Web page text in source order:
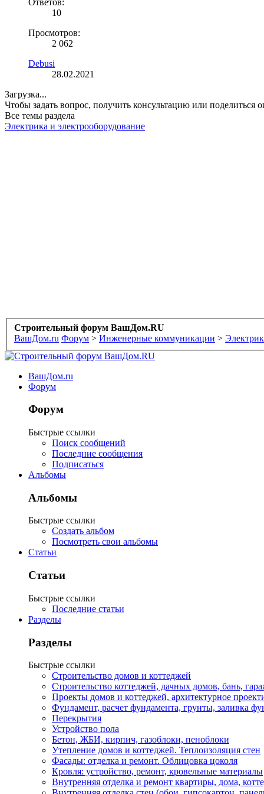
Ответов:
10
Просмотров:
2 062
Debusi
28.02.2021
Загрузка...
Чтобы задать вопрос, получить консультацию или поделиться
Все темы раздела
Электрика и электрооборудование
Строительный форум ВашДом.RU
ВашДом.ru Форум > Инженерные коммуникации >
ВашДом.ru
Форум
Форум
Быстрые ссылки
Поиск сообщений
Последние сообщения
Подписаться
Альбомы
Альбомы
Быстрые ссылки
Создать альбом
Посмотреть свои альбомы
Статьи
Статьи
Быстрые ссылки
Последние статьи
Разделы
Разделы
Быстрые ссылки
Строительство домов и коттеджей
Строительство коттеджей, дачных домов, бань,
Проекты домов и коттеджей, архитектурное
Фундамент, расчет фундамента, грунты, заливка
Перекрытия
Устройство пола
Бетон, ЖБИ, кирпич, газоблоки, пеноблоки
Утепление домов и коттеджей. Теплоизоляция стен
Фасады: отделка и ремонт. Облицовка цоколя
Кровля: устройство, ремонт, кровельные материалы
Внутренняя отделка и ремонт квартиры, дома,